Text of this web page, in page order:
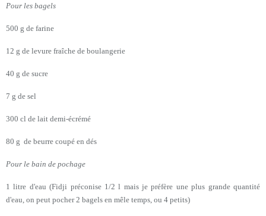
Pour les bagels
500 g de farine
12 g de levure fraîche de boulangerie
40 g de sucre
7 g de sel
300 cl de lait demi-écrémé
80 g de beurre coupé en dés
Pour le bain de pochage
1 litre d'eau (Fidji préconise 1/2 l mais je préfère une plus grande quantité
d'eau, on peut pocher 2 bagels en mêle temps, ou 4 petits)